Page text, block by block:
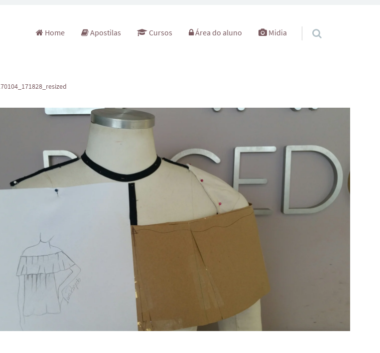
Pular para o conteúdo
Home Apostilas Cursos Área do aluno Midia